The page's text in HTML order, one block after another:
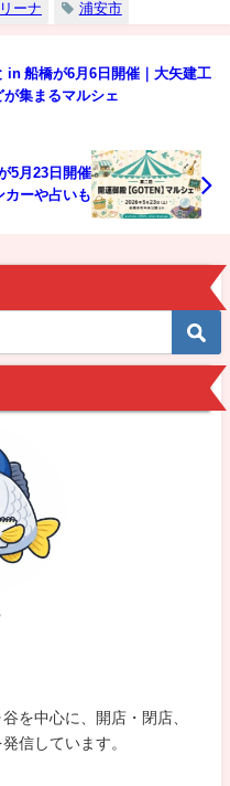
ーナ 浦安市
in 船橋が6月6日開催｜大矢建工
集まるマルシェ
5月23日開催
カーや占いも
を中心に、開店・閉店、
信しています。